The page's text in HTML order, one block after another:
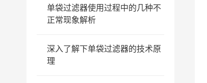
单袋过滤器使用过程中的几种不
正常现象解析
深入了解下单袋过滤器的技术原
理